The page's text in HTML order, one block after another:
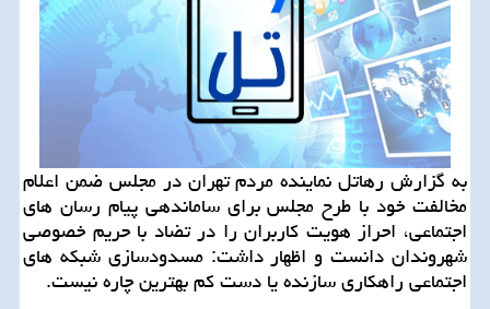
به گزارش رهاتل نماینده مردم تهران در مجلس ضمن اعلام
مخالفت خود با طرح مجلس برای ساماندهی پیام رسان های
اجتماعی، احراز هویت كاربران را در تضاد با حریم خصوصی
شهروندان دانست و اظهار داشت: مسدودسازی‬⁩ شبكه های
اجتماعی راهكاری سازنده یا دست كم بهترین چاره نیست.